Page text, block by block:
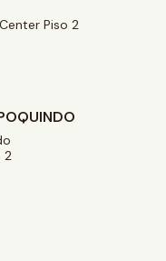
Piso 2
2